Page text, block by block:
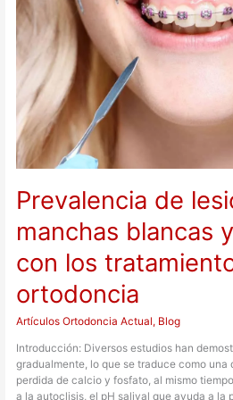
Prevalencia de
manchas blancas
con los
ortodoncia
Artículos Ortodoncia Actual, Blog
Introducción: Diversos estudios han
gradualmente, lo que se traduce como una
perdida de calcio y fosfato, al mismo
a la autoclisis, el pH salival que ayuda a la
blancas
y
su
relación
tratamientos
de
ortodoncia